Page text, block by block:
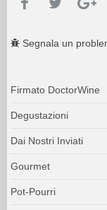
Segnala un
Firmato DoctorWine
Degustazioni
Dai Nostri Inviati
Gourmet
Pot-Pourri